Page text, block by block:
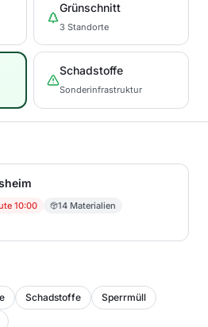
Grünschnitt
3 Standorte
Schadstoffe
Sonderinfrastruktur
10:00 14 Materialien
Schadstoffe
Sperrmüll